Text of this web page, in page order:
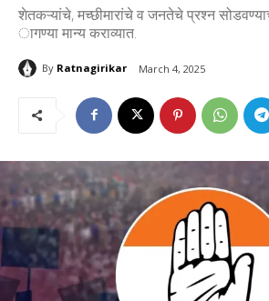
शेतकऱ्यांचे, मच्छीमारांचे व जनतेचे प्रश्न
ागण्या मान्य कराव्यात.
By Ratnagirikar March 4, 2025